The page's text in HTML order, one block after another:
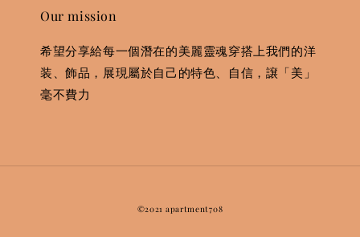
Our mission
希望分享給每一個潛在的美麗靈魂穿搭上我們的洋
装、飾品，展現屬於自己的特色、自信，譲「美」
毫不費力
©2021 apartment708